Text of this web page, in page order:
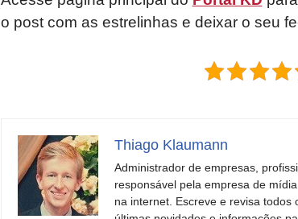
o post com as estrelinhas e deixar o seu
Thiago Klaumann
Administrador de empresas,
responsável pela empresa de
na internet. Escreve e revisa